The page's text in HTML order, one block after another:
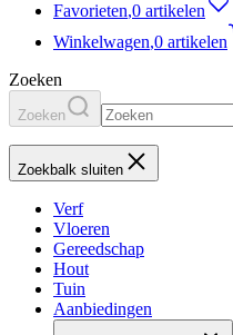
Favorieten,0 artikelen
Winkelwagen,0 artikelen
Zoeken
Zoeken
Zoekbalk sluiten
Verf
Vloeren
Gereedschap
Hout
Tuin
Aanbiedingen